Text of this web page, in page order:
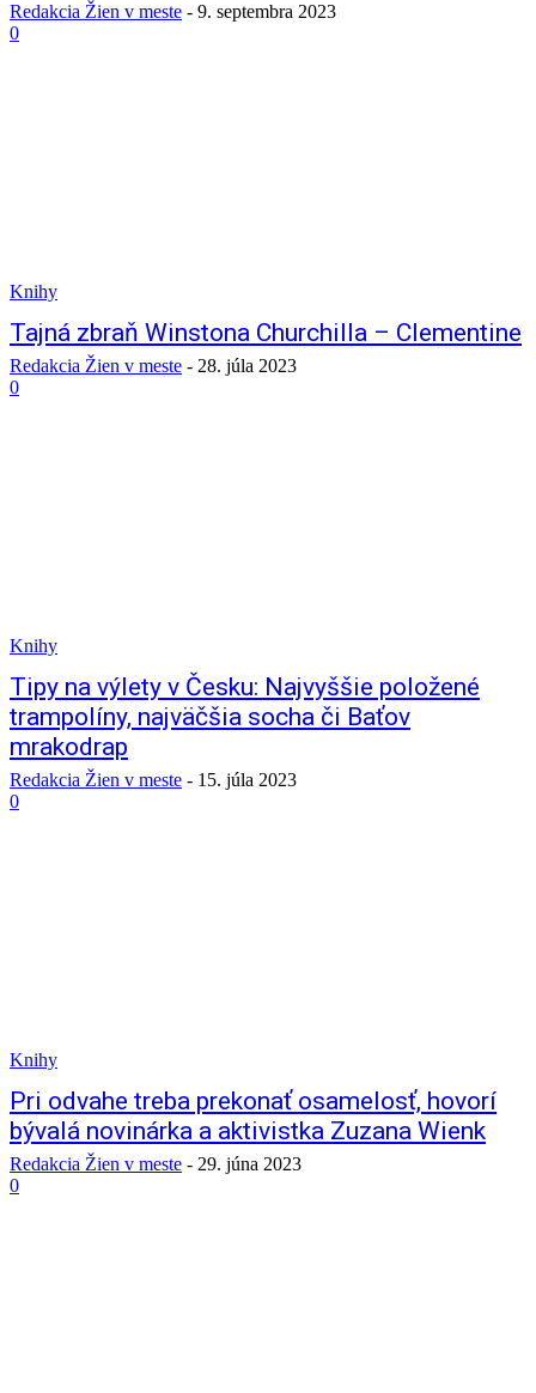
Redakcia Žien v meste - 9. septembra 2023
0
Knihy
Tajná zbraň Winstona Churchilla – Clementine
Redakcia Žien v meste - 28. júla 2023
0
Knihy
Tipy na výlety v Česku: Najvyššie položené
trampolíny, najväčšia socha či Baťov
mrakodrap
Redakcia Žien v meste - 15. júla 2023
0
Knihy
Pri odvahe treba prekonať osamelosť, hovorí
bývalá novinárka a aktivistka Zuzana Wienk
Redakcia Žien v meste - 29. júna 2023
0